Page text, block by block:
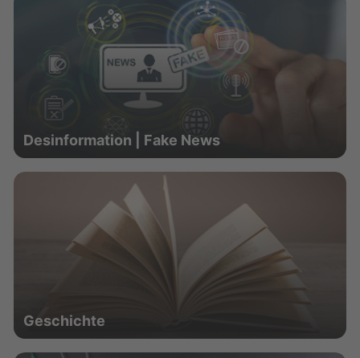
Desinformation | Fake News
Geschichte